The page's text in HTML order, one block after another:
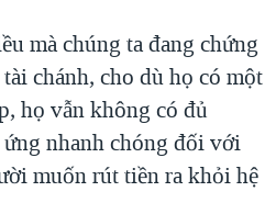
mà chúng ta đang chứng
chánh, cho dù họ có một
họ vẫn không có đủ
nhanh chóng đối với
muốn rút tiền ra khỏi hệ